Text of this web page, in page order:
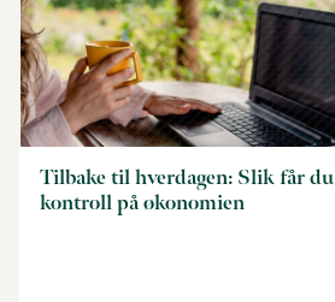
Tilbake til hverdagen: Slik får du
kontroll på økonomien